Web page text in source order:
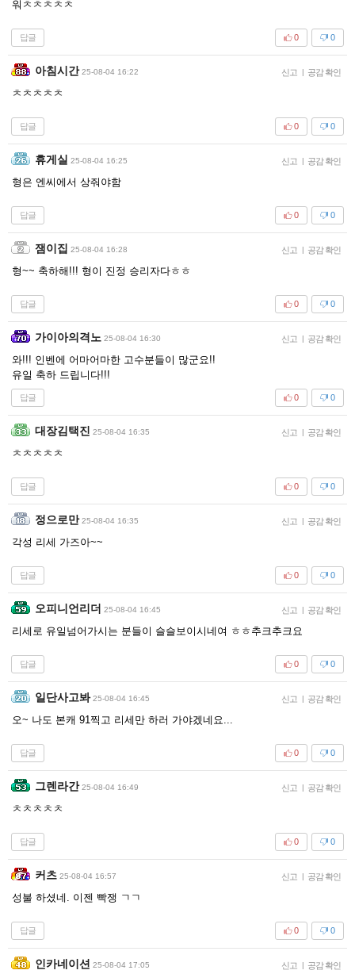
워ㅊㅊㅊㅊㅊ
답글 0
0
아침시간 25-08-04 16:22 신고 | 공감 확인
ㅊㅊㅊㅊㅊ
답글 0
0
휴게실 25-08-04 16:25 신고 | 공감 확인
형은 엔씨에서 상줘야함
답글 0
0
잼이집 25-08-04 16:28 신고 | 공감 확인
형~~ 축하해!!! 형이 진정 승리자다ㅎㅎ
답글 0
0
가이아의격노 25-08-04 16:30 신고 | 공감 확인
와!!! 인벤에 어마어마한 고수분들이 많군요!!
유일 축하 드립니다!!!
답글 0
0
대장김택진 25-08-04 16:35 신고 | 공감 확인
ㅊㅊㅊㅊㅊ
답글 0
0
정으로만 25-08-04 16:35 신고 | 공감 확인
각성 리세 가즈아~~
답글 0
0
오피니언리더 25-08-04 16:45 신고 | 공감 확인
리세로 유일넘어가시는 분들이 슬슬보이시네여 ㅎㅎ추크추크요
답글 0
0
일단사고봐 25-08-04 16:45 신고 | 공감 확인
오~ 나도 본캐 91찍고 리세만 하러 가야겠네요...
답글 0
0
그렌라간 25-08-04 16:49 신고 | 공감 확인
ㅊㅊㅊㅊㅊ
답글 0
0
커츠 25-08-04 16:57 신고 | 공감 확인
성불 하셨네. 이젠 빡쟁 ㄱㄱ
답글 0
0
인카네이션 25-08-04 17:05 신고 | 공감 확인